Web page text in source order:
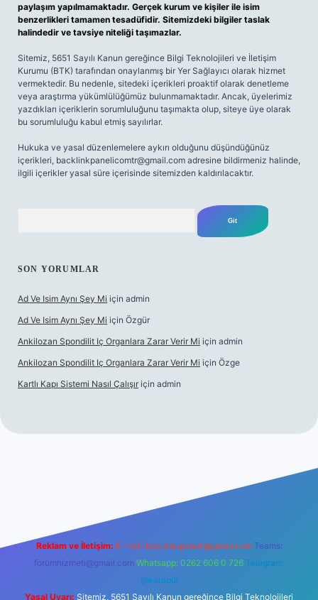
paylaşım yapılmamaktadır. Gerçek kurum ve kişiler ile isim
benzerlikleri tamamen tesadüfidir. Sitemizdeki bilgiler taslak
halindedir ve tavsiye niteliği taşımazlar.
Sitemiz, 5651 Sayılı Kanun gereğince Bilgi Teknolojileri ve İletişim
Kurumu (BTK) tarafından onaylanmış bir Yer Sağlayıcı olarak hizmet
vermektedir. Bu nedenle, sitedeki içerikleri proaktif olarak denetleme
veya araştırma yükümlülüğümüz bulunmamaktadır. Ancak, üyelerimiz
yazdıkları içeriklerin sorumluluğunu taşımakta olup, siteye üye olarak
bu sorumluluğu kabul etmiş sayılırlar.
Hukuka ve yasal düzenlemelere aykırı olduğunu düşündüğünüz
içerikleri, backlinkpanelicomtr@gmail.com adresine bildirmeniz halinde,
ilgili içerikler yasal süre içerisinde sitemizden kaldırılacaktır.
SON YORUMLAR
Ad Ve Isim Aynı Şey Mi için admin
Ad Ve Isim Aynı Şey Mi için Özgür
Ankilozan Spondilit Iç Organlara Zarar Verir Mi için admin
Ankilozan Spondilit Iç Organlara Zarar Verir Mi için Özge
Kartlı Kapı Sistemi Nasıl Çalışır için admin
Reklam ve İletişim: E-mail: backlinkpaneli@gmail.com Teams:
forumhizmeti@gmail.com Whatsapp: 0262 606 0 726 Telegram:
@karabul
Yasal Uyarı: Sitemiz, 5651 Sayılı Kanun gereğince Bilgi Teknolojileri